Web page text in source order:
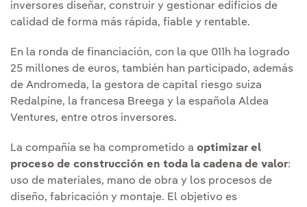
inversores diseñar, construir y gestionar edificios de
calidad de forma más rápida, fiable y rentable.
En la ronda de financiación, con la que 011h ha logrado
25 millones de euros, también han participado, además
de Andromeda, la gestora de capital riesgo suiza
Redalpine, la francesa Breega y la española Aldea
Ventures, entre otros inversores.
La compañía se ha comprometido a optimizar el
proceso de construcción en toda la cadena de valor:
uso de materiales, mano de obra y los procesos de
diseño, fabricación y montaje. El objetivo es